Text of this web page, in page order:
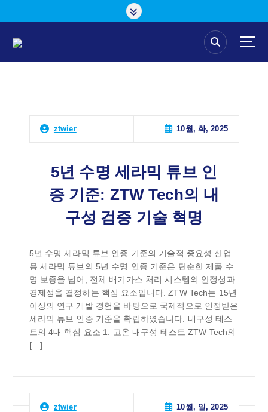
ztwier 10월, 화, 2025
5년 수명 세라믹 튜브 인
증 기준: ZTW Tech의 내
구성 검증 기술 혁명
5년 수명 세라믹 튜브 인증 기준의 기술적 중요성 산업
용 세라믹 튜브의 5년 수명 인증 기준은 단순한 제품 수
명 보증을 넘어, 전체 배기가스 처리 시스템의 안정성과
경제성을 결정하는 핵심 요소입니다. ZTW Tech는 15년
이상의 연구 개발 경험을 바탕으로 국제적으로 인정받은
세라믹 튜브 인증 기준을 확립하였습니다. 내구성 테스
트의 4대 핵심 요소 1. 고온 내구성 테스트 ZTW Tech의
[…]
ztwier 10월, 일, 2025